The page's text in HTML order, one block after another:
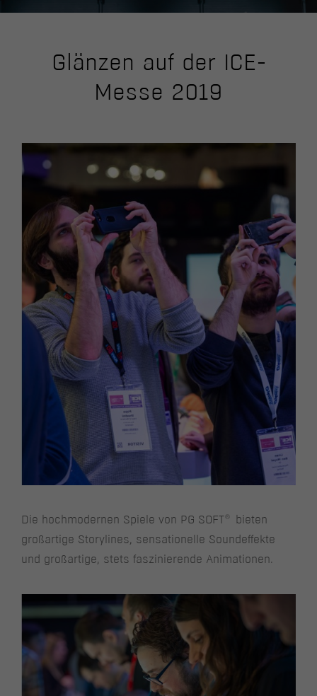
Glänzen auf der ICE-
Messe 2019
Die hochmodernen Spiele von PG SOFT®
bieten
großartige Storylines, sensationelle Soundeffekte
und großartige, stets faszinierende Animationen.